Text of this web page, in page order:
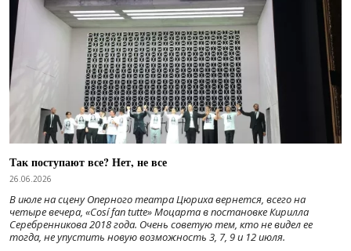
Так поступают все? Нет, не все
26.06.2026
В июле на сцену Оперного театра Цюриха вернется, всего на
четыре вечера, «Cosí fan tutte» Моцарта в постановке Кирилла
Серебренникова 2018 года. Очень советую тем, кто не видел ее
тогда, не упустить новую возможность 3, 7, 9 и 12 июля.